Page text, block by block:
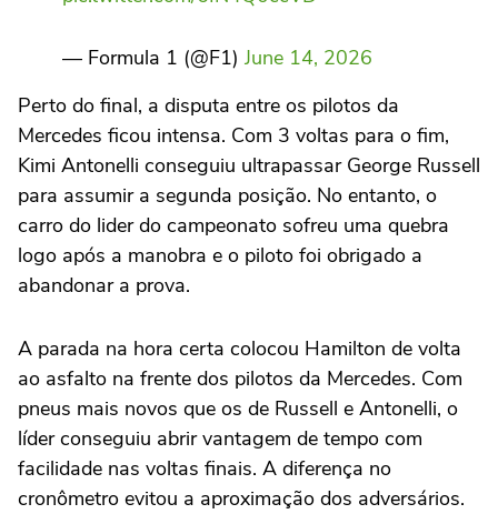
— Formula 1 (@F1) June 14, 2026
Perto do final, a disputa entre os pilotos da
Mercedes ficou intensa. Com 3 voltas para o fim,
Kimi Antonelli conseguiu ultrapassar George Russell
para assumir a segunda posição. No entanto, o
carro do lider do campeonato sofreu uma quebra
logo após a manobra e o piloto foi obrigado a
abandonar a prova.
A parada na hora certa colocou Hamilton de volta
ao asfalto na frente dos pilotos da Mercedes. Com
pneus mais novos que os de Russell e Antonelli, o
líder conseguiu abrir vantagem de tempo com
facilidade nas voltas finais. A diferença no
cronômetro evitou a aproximação dos adversários.